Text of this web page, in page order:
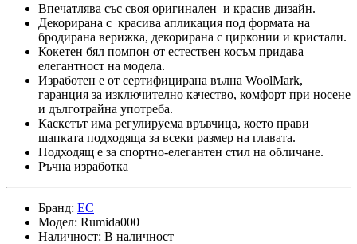
Впечатлява със своя оригинален и красив дизайн.
Декорирана с красива апликация под формата на
бродирана верижка, декорирана с цирконии и кристали.
Кокетен бял помпон от естествен косъм придава
елегантност на модела.
Изработен е от сертифицирана вълна WoolMark,
гаранция за изключително качество, комфорт при носене
и дълготрайна употреба.
Каскетът има регулируема връвчица, което прави
шапката подходяща за всеки размер на главата.
Подходящ е за спортно-елегантен стил на обличане.
Ръчна изработка
Бранд: ЕС
Модел: Rumida000
Наличност: В наличност